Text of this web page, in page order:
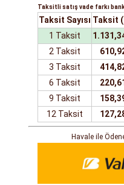
Taksitli satış vade farkı
Taksit Sayısı Taksit
1 Taksit
2 Taksit
3 Taksit
6 Taksit
9 Taksit
12 Taksit
Havale ile